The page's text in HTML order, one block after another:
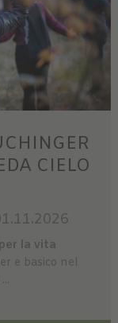
CIELO
la vita
e basico nel